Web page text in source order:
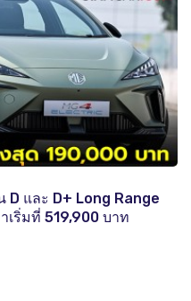
D และ D+ Long Range
เริ่มที่ 519,900 บาท